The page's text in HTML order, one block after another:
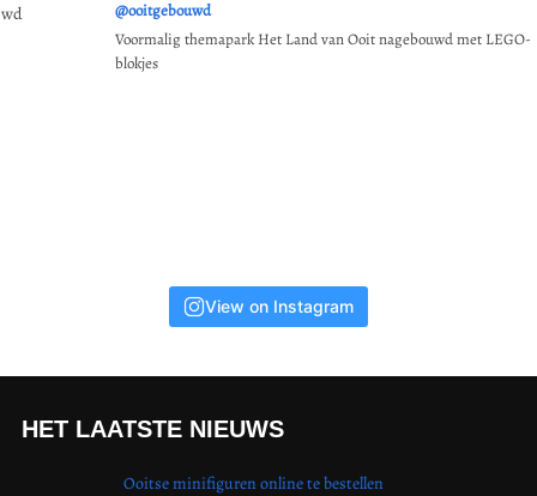
@ooitgebouwd
Voormalig themapark Het Land van Ooit nagebouwd met LEGO-
blokjes
View on Instagram
HET LAATSTE NIEUWS
Ooitse minifiguren online te bestellen